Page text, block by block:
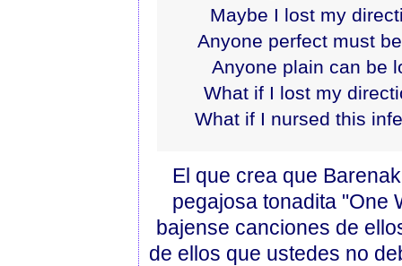
Maybe I lost my
Anyone perfect must
Anyone plain can be
What if I lost my
What if I nursed this
El que crea que
pegajosa tonadita "One
bajense canciones de
de ellos que ustedes no